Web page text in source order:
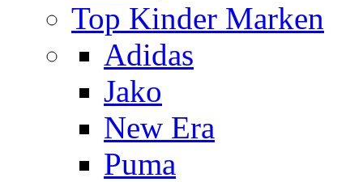
Top Kinder Marken
Adidas
Jako
New Era
Puma